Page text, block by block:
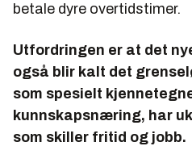
betale dyre overtidstimer.
Utfordringen er at det
også blir kalt det
som spesielt
kunnskapsnæring, har
som skiller fritid og jobb.